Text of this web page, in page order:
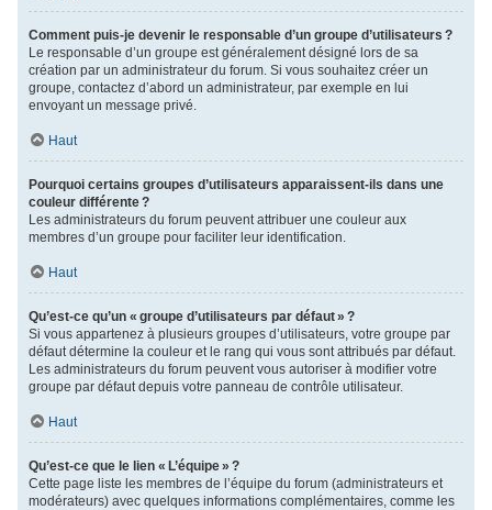
Comment puis-je devenir le responsable d’un groupe d’utilisateurs ?
Le responsable d’un groupe est généralement désigné lors de sa
création par un administrateur du forum. Si vous souhaitez créer un
groupe, contactez d’abord un administrateur, par exemple en lui
envoyant un message privé.
Haut
Pourquoi certains groupes d’utilisateurs apparaissent-ils dans une
couleur différente ?
Les administrateurs du forum peuvent attribuer une couleur aux
membres d’un groupe pour faciliter leur identification.
Haut
Qu’est-ce qu’un « groupe d’utilisateurs par défaut » ?
Si vous appartenez à plusieurs groupes d’utilisateurs, votre groupe par
défaut détermine la couleur et le rang qui vous sont attribués par défaut.
Les administrateurs du forum peuvent vous autoriser à modifier votre
groupe par défaut depuis votre panneau de contrôle utilisateur.
Haut
Qu’est-ce que le lien « L’équipe » ?
Cette page liste les membres de l’équipe du forum (administrateurs et
modérateurs) avec quelques informations complémentaires, comme les